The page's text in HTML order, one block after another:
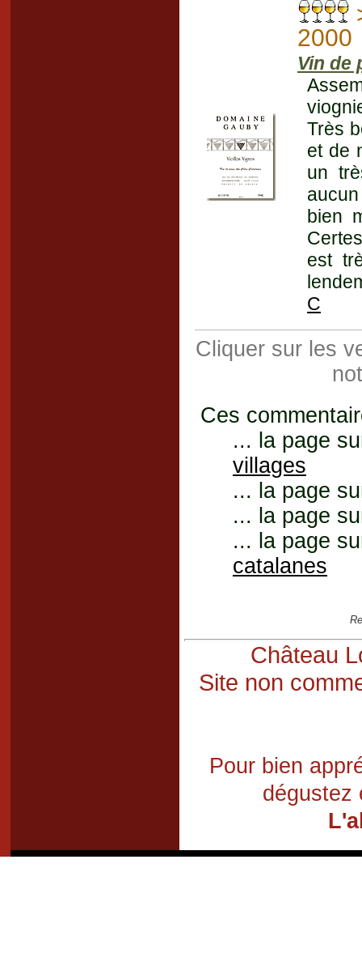
2000
Vin de
Très
et de
un
bien
est
C
Cliquer sur les
Ces
... la page
villages
... la page
... la page
... la page
catalanes
Château
Site non
Pour bien
dégustez